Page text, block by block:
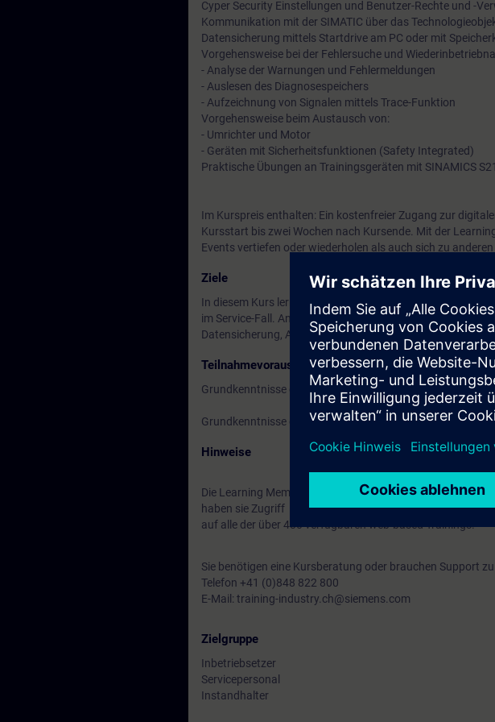
Cyper Security Einstellungen und Benutzer-Rechte und -
Kommunikation mit der SIMATIC über das
Datensicherung mittels Startdrive am PC oder mit
Vorgehensweise bei der Fehlersuche und
- Analyse der Warnungen und Fehlermeldungen
- Auslesen des Diagnosespeichers
- Aufzeichnung von Signalen mittels Trace-Funktion
Vorgehensweise beim Austausch von:
- Umrichter und Motor
- Geräten mit Sicherheitsfunktionen (Safety Integrated)
Praktische Übungen an Trainingsgeräten mit SINAMICS
Im Kurspreis enthalten: Ein kostenfreier Zugang zur
Kursstart bis zwei Wochen nach Kursende. Mit der
Events vertiefen oder wiederholen als auch sich zu
Ziele
In diesem Kurs lernen Sie den sicheren Umgang mit den
im Service-Fall. Anhand verschiedener Szenarien üben Sie
Datensicherung, Austausch von Komponenten und
Teilnahmevoraussetzung
Grundkenntnisse der Antriebstechnik
Grundkenntnisse des SIMATIC TIA Portals (entsprechend
Hinweise
Die Learning Membership beginnt 7 Tage vor Kursbeginn
haben sie Zugriff
auf alle der über 480 verfügbaren web-based Trainings.
Sie benötigen eine Kursberatung oder brauchen Support
Telefon +41 (0)848 822 800
E-Mail: training-industry.ch@siemens.com
Zielgruppe
Inbetriebsetzer
Servicepersonal
Instandhalter